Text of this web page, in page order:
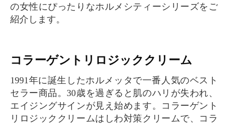
の女性にぴったりなホルメシティーシリーズをご
紹介します。
コラーゲントリロジッククリーム
1991年に誕生したホルメッタで一番人気のベスト
セラー商品。30歳を過ぎると肌のハリが失われ、
エイジングサインが見え始めます。コラーゲント
リロジッククリームはしわ対策クリームで、コラ